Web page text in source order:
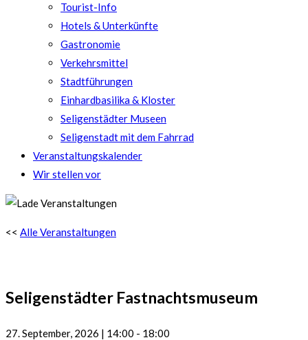
Tourist-Info
Hotels & Unterkünfte
Gastronomie
Verkehrsmittel
Stadtführungen
Einhardbasilika & Kloster
Seligenstädter Museen
Seligenstadt mit dem Fahrrad
Veranstaltungskalender
Wir stellen vor
<< Alle Veranstaltungen
Seligenstädter Fastnachtsmuseum
27. September, 2026 | 14:00 - 18:00